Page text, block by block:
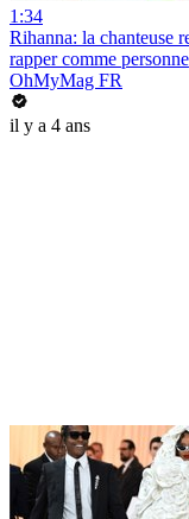
1:34
Rihanna: la chanteuse
rapper comme personne
OhMyMag FR
il y a 4 ans